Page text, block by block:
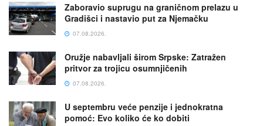
Zaboravio suprugu na graničnom prelazu u
Gradišci i nastavio put za Njemačku
07.08.2026.
Oružje nabavljali širom Srpske: Zatražen
pritvor za trojicu osumnjičenih
07.08.2026.
U septembru veće penzije i jednokratna
pomoć: Evo koliko će ko dobiti